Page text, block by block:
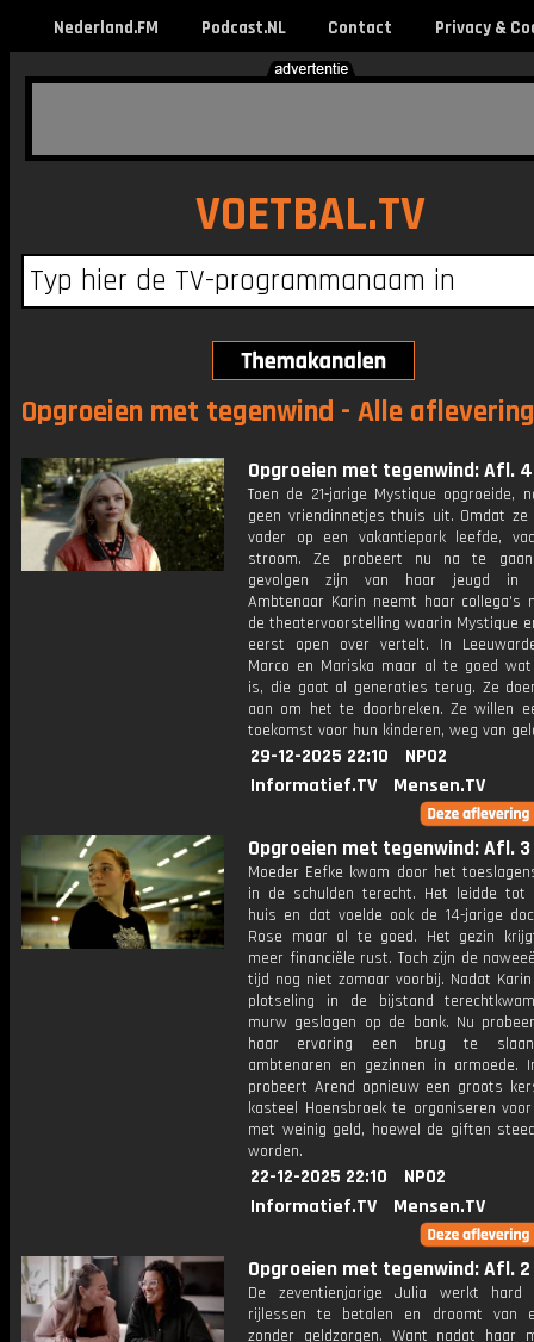
Nederland.FM Podcast.NL Contact Privacy &
VOETBAL.TV
Opgroeien met tegenwind - Alle
Opgroeien met tegenwind: Afl. 4
Toen de 21-jarige Mystique opgroeide,
geen vriendinnetjes thuis uit. Omdat
vader op een vakantiepark leefde,
stroom. Ze probeert nu na te
gevolgen zijn van haar jeugd in
Ambtenaar Karin neemt haar collega's
de theatervoorstelling waarin Mystique
eerst open over vertelt. In
Marco en Mariska maar al te goed
is, die gaat al generaties terug. Ze
aan om het te doorbreken. Ze willen
toekomst voor hun kinderen, weg van
29-12-2025 22:10
NPO2
Informatief.TV
Mensen.TV
Opgroeien met tegenwind: Afl. 3
Moeder Eefke kwam door het
in de schulden terecht. Het leidde
huis en dat voelde ook de 14-jarige
Rose maar al te goed. Het gezin
meer financiële rust. Toch zijn de
tijd nog niet zomaar voorbij. Nadat
plotseling in de bijstand
murw geslagen op de bank. Nu
haar ervaring een brug te
ambtenaren en gezinnen in armoede.
probeert Arend opnieuw een groots
kasteel Hoensbroek te organiseren
met weinig geld, hoewel de giften
worden.
22-12-2025 22:10
NPO2
Informatief.TV
Mensen.TV
Opgroeien met tegenwind: Afl. 2
De zeventienjarige Julia werkt hard
rijlessen te betalen en droomt van
zonder geldzorgen. Want nadat haar